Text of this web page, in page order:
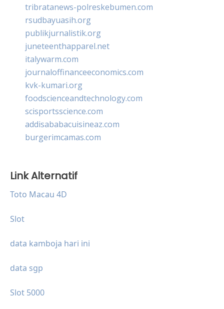
tribratanews-polreskebumen.com
rsudbayuasih.org
publikjurnalistik.org
juneteenthapparel.net
italywarm.com
journaloffinanceeconomics.com
kvk-kumari.org
foodscienceandtechnology.com
scisportsscience.com
addisababacuisineaz.com
burgerimcamas.com
Link Alternatif
Toto Macau 4D
Slot
data kamboja hari ini
data sgp
Slot 5000